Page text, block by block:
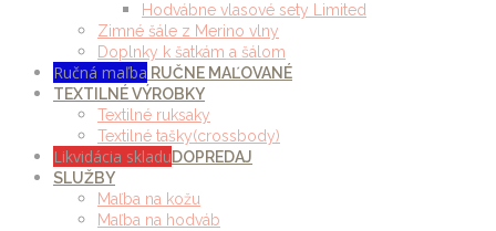
Hodvábne vlasové sety Limited
Zimné šále z Merino vlny
Doplnky k šatkám a šálom
Ručná maľba RUČNE MAĽOVANÉ
TEXTILNÉ VÝROBKY
Textilné ruksaky
Textilné tašky(crossbody)
Likvidácia skladuDOPREDAJ
SLUŽBY
Maľba na kožu
Maľba na hodváb